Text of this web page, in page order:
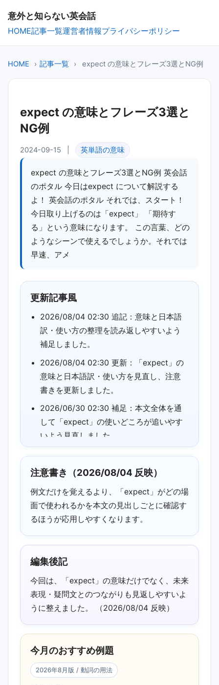
意外と知らない英会話
HOME記事一覧運営者情報プライバシーポリシー
HOME › 記事一覧 › expect の意味とフレーズ3選とNG例
expect の意味とフレーズ3選と
NG例
2024-09-15 英単語の意味
expect の意味とフレーズ3選とNG例 英会話
のポタル 今日は expect について解説する
よ！ 英会話のポタル それでは、スタート！
今日取り上げるのは「expect」 「期待す
る」という意味になります。 この言葉、どの
ようなシーンで使えるでしょうか。それでは
早速、アメ
更新記事風
2026/08/04 02:30 追記：意味と日本語
訳・使い方の整理を読み返しやすいよう
補足しました。
2026/08/04 02:30 更新：「expect」の
意味と日本語訳・使い方を見直し、注意
書きを更新しました。
2026/06/30 02:30 補足：本文全体を通
して「expect」の使いどころが追いやす
いよう見直しました。
2026/06/30 02:30 更新：「expect」の
中心表現を冒頭で確認しやすいよう整理
しました。
2026/05/26 02:30 追記：「expectの意
味」まわりの読み返しポイントを更新し
2026/05/26 02:30 更新：expect・
word_balloonに触れている箇所を見つけ
2026/04/21 02:30 追記：未来表現・疑
問文と例文の対応が見やすいよう説明の
2026/04/21 02:30 補足：今月のおすす
め例題を差し替え、動詞の用法の確認ポ
イントを追加しました。
注意書き（2026/08/04 反映）
例文だけを覚えるより、「expect」がどの場
面で使われるかを本文の見出しごとに確認す
るほうが応用しやすくなります。
編集後記
今回は、「expect」の意味だけでなく、未来
表現・疑問文とのつながりも見返しやすいよ
うに整えました。 （2026/08/04 反映）
今月のおすすめ例題
2026年8月版 / 動詞の用法